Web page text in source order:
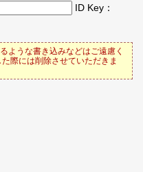
ID Key：
ような書き込みなどはご遠慮く
際には削除させていただきま